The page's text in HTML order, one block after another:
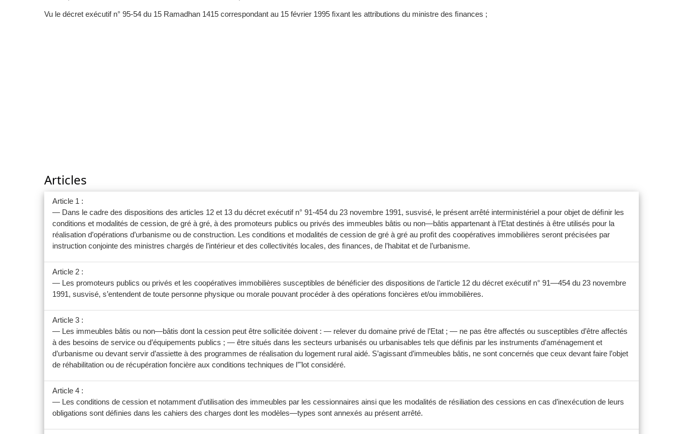
Vu le décret exécutif n° 95-54 du 15 Ramadhan 1415 correspondant au 15 février 1995 ﬁxant les attributions du ministre des ﬁnances ;
Articles
Article 1 :
— Dans le cadre des dispositions des articles 12 et 13 du décret exécutif n° 91-454 du 23 novembre 1991, susvisé, le présent arrêté interministériel a pour objet de déﬁnir les
conditions et modalités de cession, de gré à gré, à des promoteurs publics ou privés des immeubles bâtis ou non—bâtis appartenant à l’Etat destinés à être utilisés pour la
réalisation d’opérations d’urbanisme ou de construction. Les conditions et modalités de cession de gré à gré au proﬁt des coopératives immobilières seront précisées par
instruction conjointe des ministres chargés de l’intérieur et des collectivités locales, des ﬁnances, de l’habitat et de l’urbanisme.
Article 2 :
— Les promoteurs publics ou privés et les coopératives immobilières susceptibles de bénéﬁcier des dispositions de l’article 12 du décret exécutif n° 91—454 du 23 novembre
1991, susvisé, s’entendent de toute personne physique ou morale pouvant procéder à des opérations foncières et/ou immobilières.
Article 3 :
— Les immeubles bâtis ou non—bâtis dont la cession peut être sollicitée doivent : — relever du domaine privé de l’Etat ; — ne pas être affectés ou susceptibles d’être affectés
à des besoins de service ou d’équipements publics ; — être situés dans les secteurs urbanisés ou urbanisables tels que déﬁnis par les instruments d’aménagement et
d’urbanisme ou devant servir d’assiette à des programmes de réalisation du logement rural aidé. S’agissant d’immeubles bâtis, ne sont concernés que ceux devant faire l’objet
de réhabilitation ou de récupération foncière aux conditions techniques de l’"lot considéré.
Article 4 :
— Les conditions de cession et notamment d’utilisation des immeubles par les cessionnaires ainsi que les modalités de résiliation des cessions en cas d’inexécution de leurs
obligations sont déﬁnies dans les cahiers des charges dont les modèles—types sont annexés au présent arrêté.